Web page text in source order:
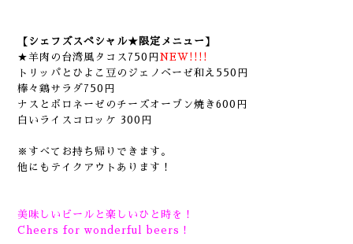
【シェフズスペシャル★限定メニュー】
★羊肉の台湾風タコス750円NEW!!!!
トリッパとひよこ豆のジェノベーゼ和え550円
棒々鶏サラダ750円
ナスとボロネーゼのチーズオーブン焼き600円
白いライスコロッケ 300円
※すべてお持ち帰りできます。
他にもテイクアウトあります！
美味しいビールと楽しいひと時を！
Cheers for wonderful beers！